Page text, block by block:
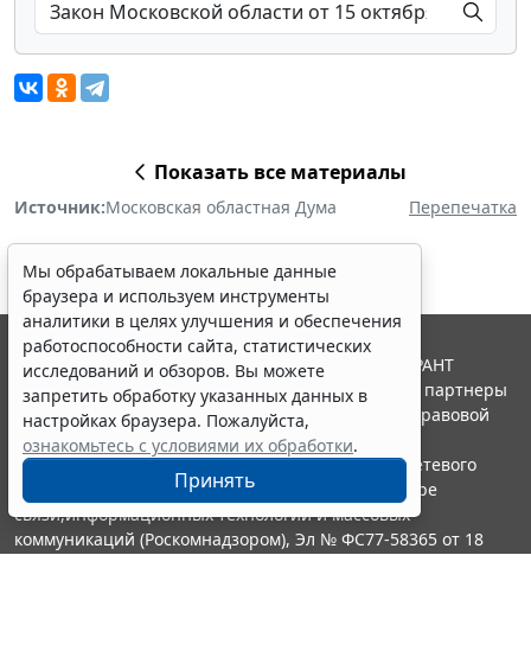
Показать все материалы
Источник:Московская областная Дума Перепечатка
Мы обрабатываем локальные данные
браузера и используем инструменты
аналитики в целях улучшения и обеспечения
работоспособности сайта, статистических
исследований и обзоров. Вы можете
запретить обработку указанных данных в
настройках браузера. Пожалуйста,
ознакомьтесь с условиями их обработки.
Принять
© ООО "НПП "ГАРАНТ-СЕРВИС", 2026. Система ГАРАНТ
выпускается с 1990 года. Компания "Гарант" и ее партнеры
являются участниками Российской ассоциации правовой
информации ГАРАНТ.
Портал ГАРАНТ.РУ зарегистрирован в качестве сетевого
издания Федеральной службой по надзору в сфере
связи,информационных технологий и массовых
коммуникаций (Роскомнадзором), Эл № ФС77-58365 от 18